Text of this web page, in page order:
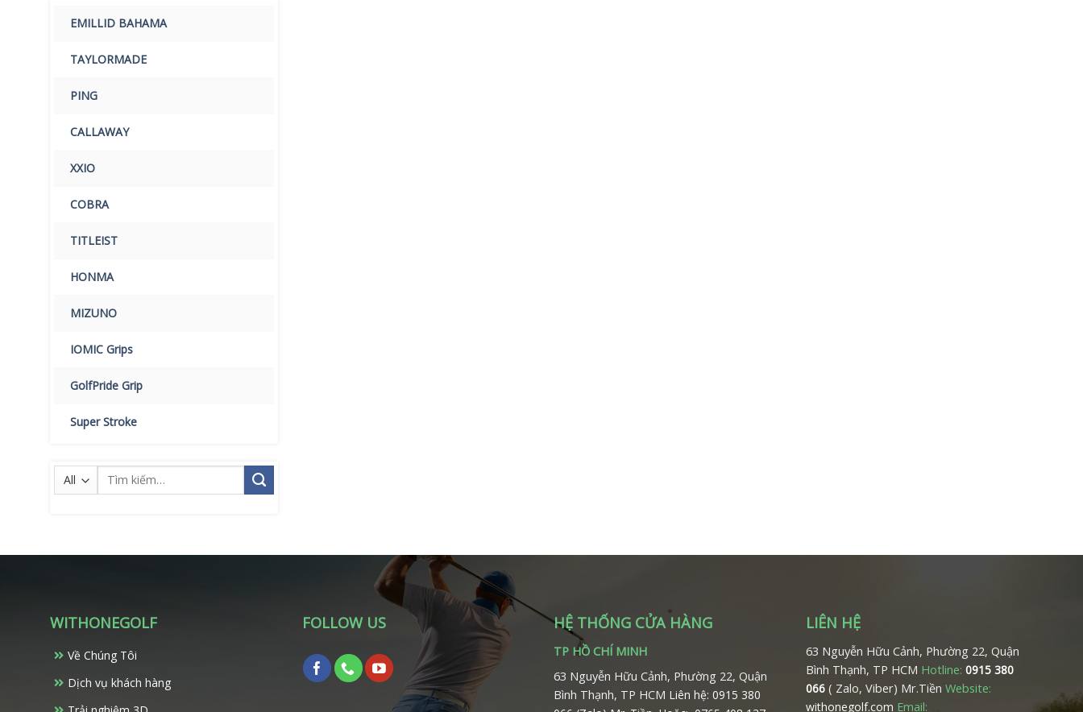
EMILLID BAHAMA
TAYLORMADE
PING
CALLAWAY
XXIO
COBRA
TITLEIST
HONMA
MIZUNO
IOMIC Grips
GolfPride Grip
Super Stroke
Tìm
kiếm:
WITHONEGOLF
Về Chúng Tôi
Dịch vụ khách hàng
FOLLOW US HỆ THỐNG CỬA HÀNG
TP HỒ CHÍ MINH
63 Nguyễn Hữu Cảnh, Phường 22, Quận
Bình Thạnh, TP HCM Liên hệ: 0915 380
LIÊN HỆ
63 Nguyễn Hữu Cảnh, Phường 22, Quận
Bình Thạnh, TP HCM Hotline: 0915 380
066( Zalo, Viber) Mr.Tiền Website:
withonegolf.com Email: